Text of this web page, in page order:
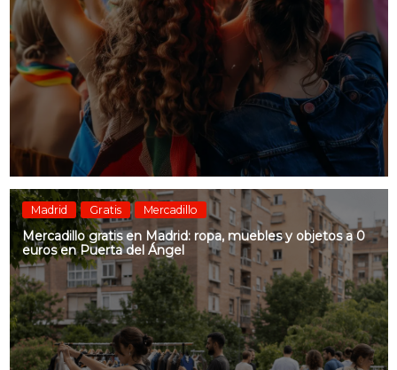
Madrid Gratis Mercadillo
Mercadillo gratis en Madrid: ropa, muebles y objetos a 0
euros en Puerta del Ángel